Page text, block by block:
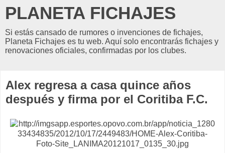
PLANETA FICHAJES
Si estás cansado de rumores o invenciones de fichajes,
Planeta Fichajes es tu web. Aquí solo encontrarás fichajes y
renovaciones oficiales, confirmadas por los clubes.
Alex regresa a casa quince años
después y firma por el Coritiba F.C.